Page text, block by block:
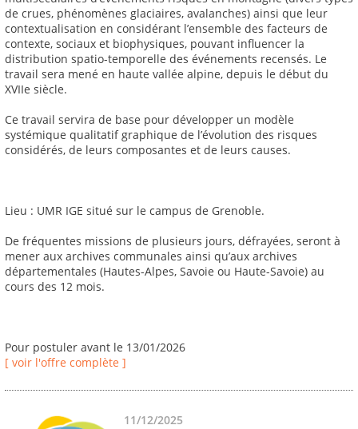
de crues, phénomènes glaciaires, avalanches) ainsi que leur
contextualisation en considérant l’ensemble des facteurs de
contexte, sociaux et biophysiques, pouvant influencer la
distribution spatio-temporelle des événements recensés. Le
travail sera mené en haute vallée alpine, depuis le début du
XVIIe siècle.
Ce travail servira de base pour développer un modèle
systémique qualitatif graphique de l’évolution des risques
considérés, de leurs composantes et de leurs causes.
Lieu : UMR IGE situé sur le campus de Grenoble.
De fréquentes missions de plusieurs jours, défrayées, seront à
mener aux archives communales ainsi qu’aux archives
départementales (Hautes-Alpes, Savoie ou Haute-Savoie) au
cours des 12 mois.
Pour postuler avant le 13/01/2026
[ voir l'offre complète ]
11/12/2025